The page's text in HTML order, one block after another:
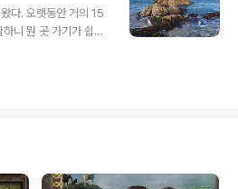
봄 ㅋ중간에 사진 찍을
다. 가까이에 산방산
용머리해안은 못들어
다. 오랫동안 거의 15
니 뭔 곳 가기가 쉽지
은 좋았는데. 경포대
. 바다 좋다. 혼자 바
다른 곳으로 이동. 삼
했다. 초곡항에 주차